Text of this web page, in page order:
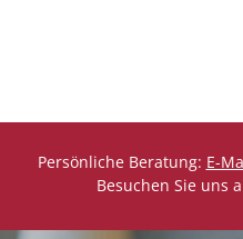
Persönliche Beratung: E-
Besuchen Sie uns